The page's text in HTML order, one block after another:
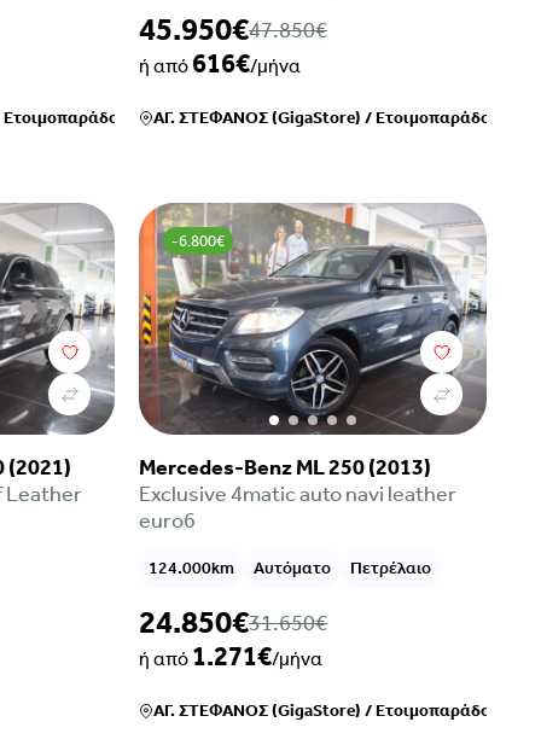
Ετοιμοπαράδοτο
45.950€47.850€
ή από 616€/μήνα
ΑΓ. ΣΤΕΦΑΝΟΣ (GigaStore) /Ετοιμοπαράδοτο
(2021)
Leather
-6.800€
Mercedes-Benz ML 250 (2013)
Exclusive 4matic auto navi leather
euro6
124.000km Αυτόματο Πετρέλαιο
24.850€31.650€
ή από 1.271€/μήνα
ΑΓ. ΣΤΕΦΑΝΟΣ (GigaStore) /Ετοιμοπαράδοτο